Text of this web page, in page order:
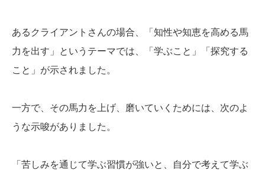
あるクライアントさんの場合、「知性や知恵を高める馬
力を出す」というテーマでは、「学ぶこと」「探究する
こと」が示されました。
一方で、その馬力を上げ、磨いていくためには、次のよ
うな示唆がありました。
「苦しみを通じて学ぶ習慣が強いと、自分で考えて学ぶ